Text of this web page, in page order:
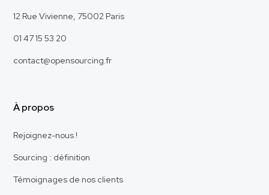
12 Rue Vivienne, 75002 Paris
01 47 15 53 20
contact@opensourcing.fr
À propos
Rejoignez-nous !
Sourcing : définition
Témoignages de nos clients